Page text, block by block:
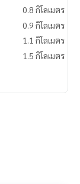
0.8 กิโลเมตร
0.9 กิโลเมตร
1.1 กิโลเมตร
1.5 กิโลเมตร